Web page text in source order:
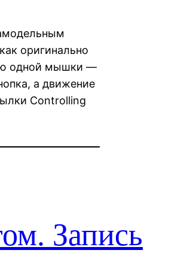
оригинально
одной мышки —
а движение
Controlling
Запись